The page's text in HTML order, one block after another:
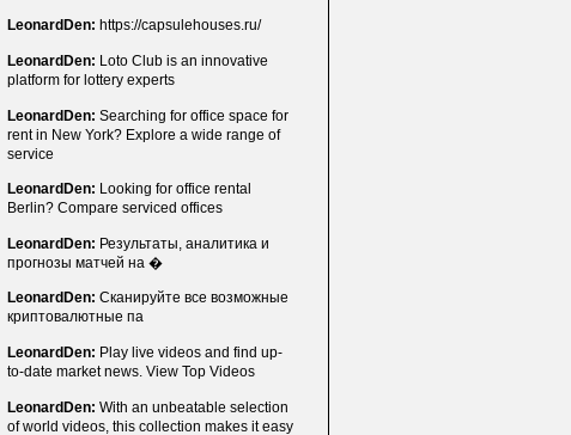
LeonardDen: https://capsulehouses.ru/
LeonardDen: Loto Club is an innovative
platform for lottery experts
LeonardDen: Searching for office space for
rent in New York? Explore a wide range of
service
LeonardDen: Looking for office rental
Berlin? Compare serviced offices
LeonardDen: Результаты, аналитика и
прогнозы матчей на �
LeonardDen: Сканируйте все возможные
криптовалютные па
LeonardDen: Play live videos and find up-
to-date market news. View Top Videos
LeonardDen: With an unbeatable selection
of world videos, this collection makes it easy